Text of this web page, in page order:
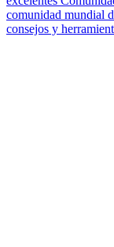
comunidad mundial
consejos y